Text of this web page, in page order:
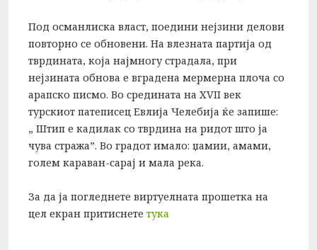
Под османлиска власт, поедини нејзини делови
повторно се обновени. На влезната партија од
тврдината, која најмногу страдала, при
нејзината обнова е вградена мермерна плоча со
арапско писмо. Во средината на XVII век
турскиот патеписец Евлија Челебија ќе запише:
„ Штип е кадилак со тврдина на ридот што ја
чува стража”. Во градот имало: џамии, амами,
голем караван-сарај и мала река.
За да ја погледнете виртуелната прошетка на
цел екран притиснете тука